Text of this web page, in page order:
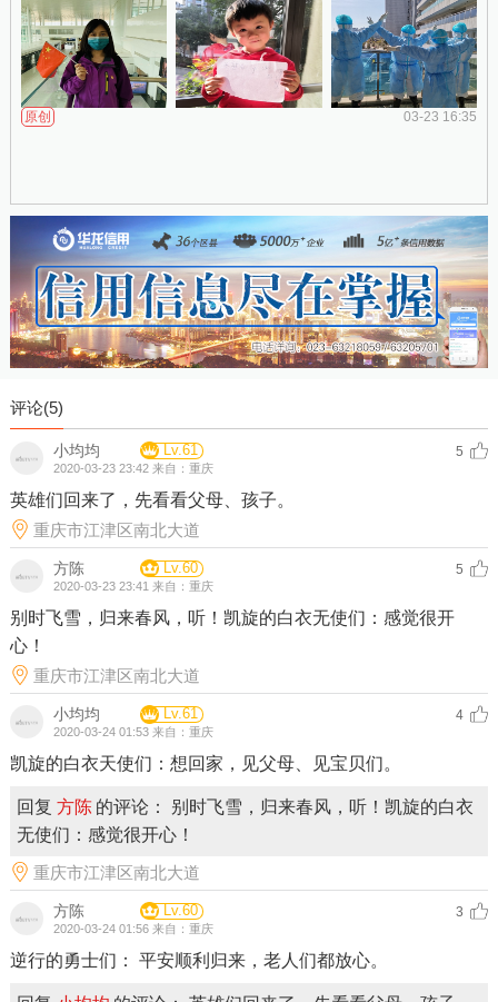
原创 03-23 16:35
评论(5)
小均均 Lv.61
2020-03-23 23:42 来自：重庆
5
英雄们回来了，先看看父母、孩子。
重庆市江津区南北大道
方陈 Lv.60
2020-03-23 23:41 来自：重庆
5
别时飞雪，归来春风，听！凯旋的白衣无使们：感觉很开
心！
重庆市江津区南北大道
小均均 Lv.61
2020-03-24 01:53 来自：重庆
4
凯旋的白衣天使们：想回家，见父母、见宝贝们。
回复 方陈 的评论： 别时飞雪，归来春风，听！凯旋的白衣
无使们：感觉很开心！
重庆市江津区南北大道
方陈 Lv.60
2020-03-24 01:56 来自：重庆
3
逆行的勇士们： 平安顺利归来，老人们都放心。